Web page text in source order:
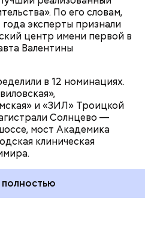
По его словам,
эксперты признали
центр имени первой в
Валентины
в 12 номинациях.
и «ЗИЛ» Троицкой
Солнцево —
мост Академика
клиническая
полностью
комплекса, там
мест. Завершение
работ запланировано на